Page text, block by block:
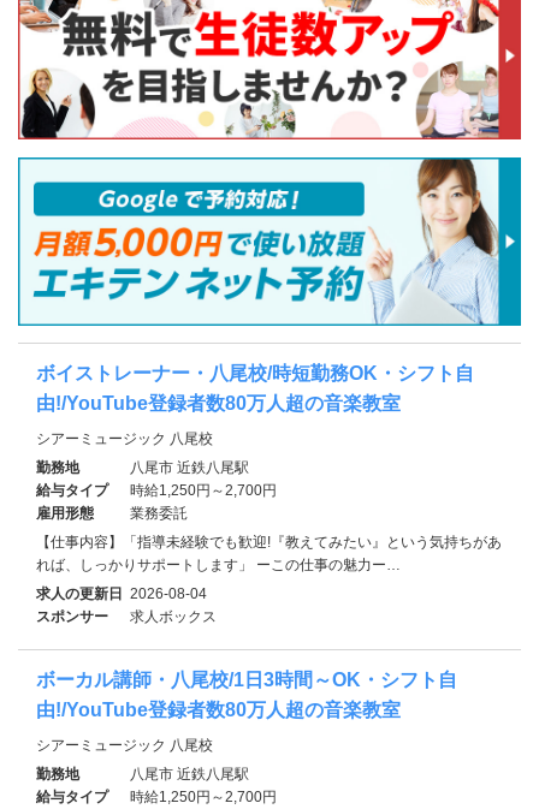
ボイストレーナー・八尾校/時短勤務OK・シフト自
由!/YouTube登録者数80万人超の音楽教室
シアーミュージック 八尾校
勤務地
八尾市 近鉄八尾駅
給与タイプ
時給1,250円～2,700円
雇用形態
業務委託
【仕事内容】「指導未経験でも歓迎!『教えてみたい』という気持ちがあ
れば、しっかりサポートします」 ーこの仕事の魅力ー…
求人の更新日 2026-08-04
スポンサー
求人ボックス
ボーカル講師・八尾校/1日3時間～OK・シフト自
由!/YouTube登録者数80万人超の音楽教室
シアーミュージック 八尾校
勤務地
八尾市 近鉄八尾駅
給与タイプ
時給1,250円～2,700円